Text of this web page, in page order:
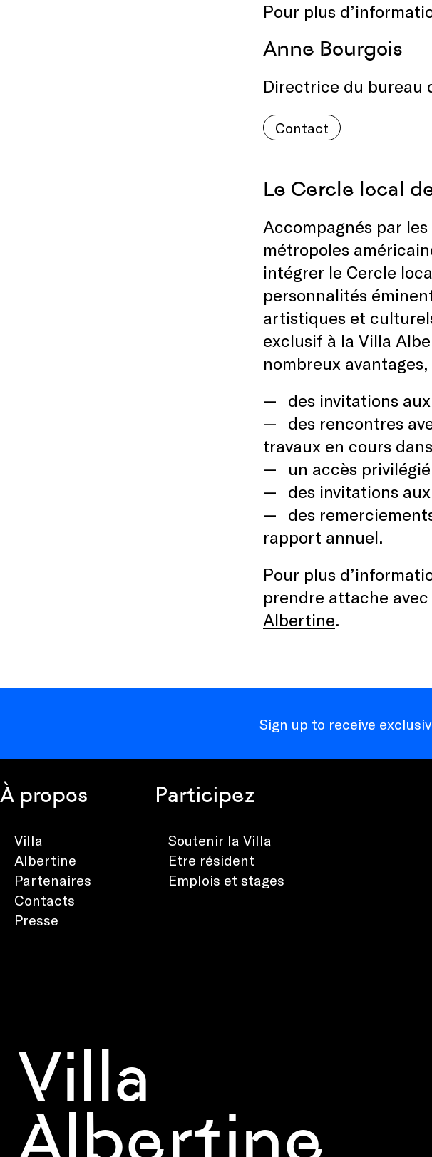
Pour plus
Anne Bourgois
Directrice du bureau
Contact
Le Cercle local
Accompagnés par
métropoles
intégrer le Cercle
personnalités
artistiques et
exclusif à la Villa
nombreux
des invitations
des rencontres
travaux en cours
un accès
des invitations
des
rapport annuel.
Pour plus
prendre attache avec
Albertine.
Sign up to receive
À propos
Villa
Albertine
Partenaires
Contacts
Presse
Participez
Soutenir la Villa
Etre résident
Emplois et stages
Villa
Albertine